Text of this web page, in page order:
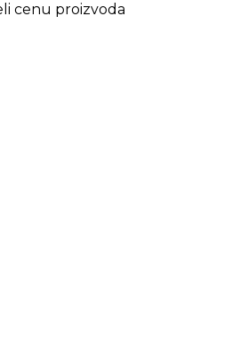
cenu proizvoda